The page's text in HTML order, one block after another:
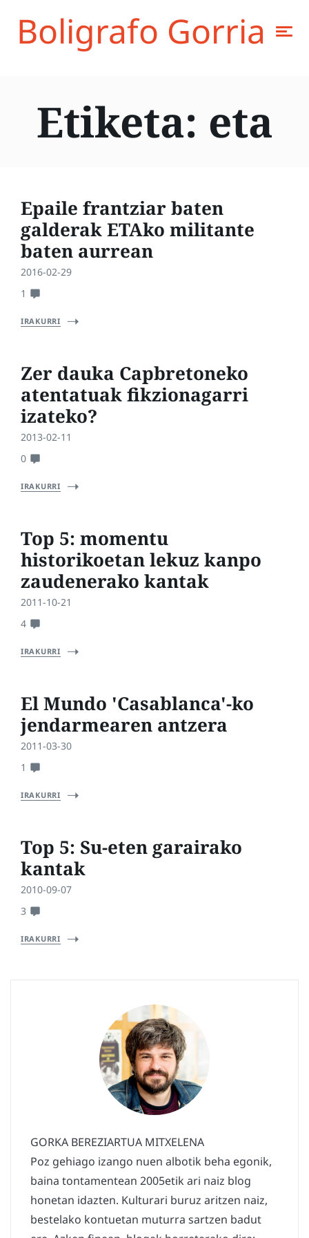
Boligrafo Gorria
Etiketa: eta
Epaile frantziar baten
galderak ETAko militante
baten aurrean
2016-02-29
1
IRAKURRI
Zer dauka Capbretoneko
atentatuak fikzionagarri
izateko?
2013-02-11
0
IRAKURRI
Top 5: momentu
historikoetan lekuz kanpo
zaudenerako kantak
2011-10-21
4
IRAKURRI
El Mundo 'Casablanca'-ko
jendarmearen antzera
2011-03-30
1
IRAKURRI
Top 5: Su-eten garairako
kantak
2010-09-07
3
IRAKURRI
GORKA BEREZIARTUA MITXELENA
Poz gehiago izango nuen albotik beha egonik,
baina tontamentean 2005etik ari naiz blog
honetan idazten. Kulturari buruz aritzen naiz,
bestelako kontuetan muturra sartzen badut